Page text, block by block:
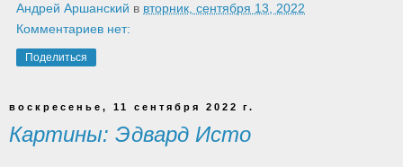
Андрей Аршанский в вторник, сентября 13, 2022
Комментариев нет:
Поделиться
воскресенье, 11 сентября 2022 г.
Картины: Эдвард Исто